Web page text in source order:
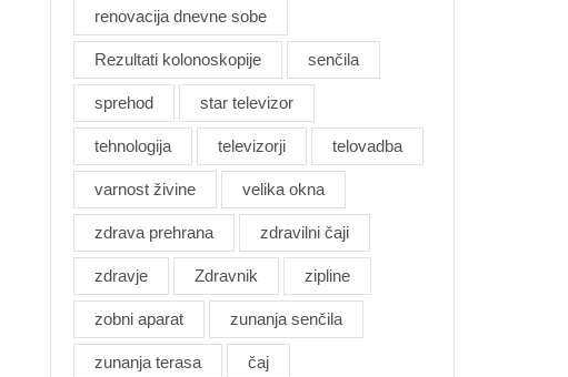
renovacija dnevne sobe
Rezultati kolonoskopije senčila
sprehod star televizor
tehnologija televizorji telovadba
varnost živine velika okna
zdrava prehrana zdravilni čaji
zdravje Zdravnik zipline
zobni aparat zunanja senčila
zunanja terasa čaj